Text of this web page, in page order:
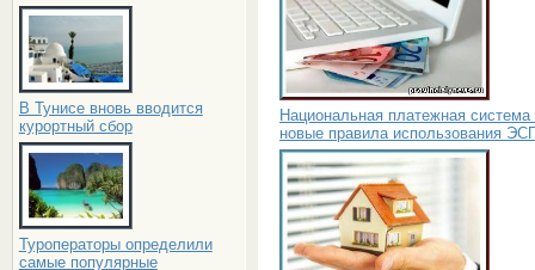
В Тунисе вновь вводится
курортный сбор
Туроператоры определили
самые популярные
Национальная платежная система
новые правила использования